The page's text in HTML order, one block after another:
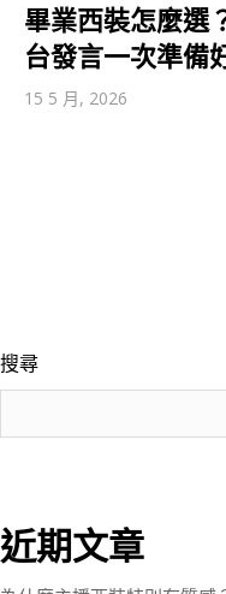
畢業西裝怎麼選
台發言一次準備
15 5 月, 2026
搜尋
近期文章